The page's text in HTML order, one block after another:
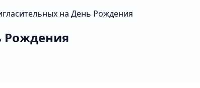
на День Рождения
Рождения